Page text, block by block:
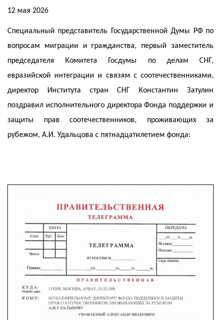
12 мая 2026
Специальный представитель Государственной Думы РФ по
вопросам миграции и гражданства, первый заместитель
председателя Комитета Госдумы по делам СНГ,
евразийской интеграции и связям с соотечественниками,
директор Института стран СНГ Константин Затулин
поздравил исполнительного директора Фонда поддержки и
защиты прав соотечественников, проживающих за
рубежом, А.И. Удальцова с пятнадцатилетием фонда: